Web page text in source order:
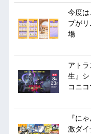
今度
プが
場
アト
生』
コニ
『に
激ダイ